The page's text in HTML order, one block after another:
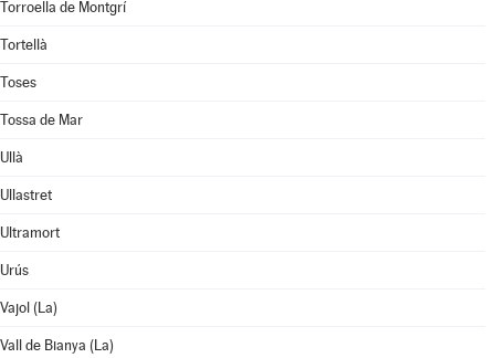
Torroella de Montgrí
Tortellà
Toses
Tossa de Mar
Ullà
Ullastret
Ultramort
Urús
Vajol (La)
Vall de Bianya (La)